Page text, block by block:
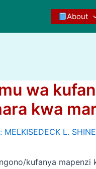
About
wa
kwa
kufanya